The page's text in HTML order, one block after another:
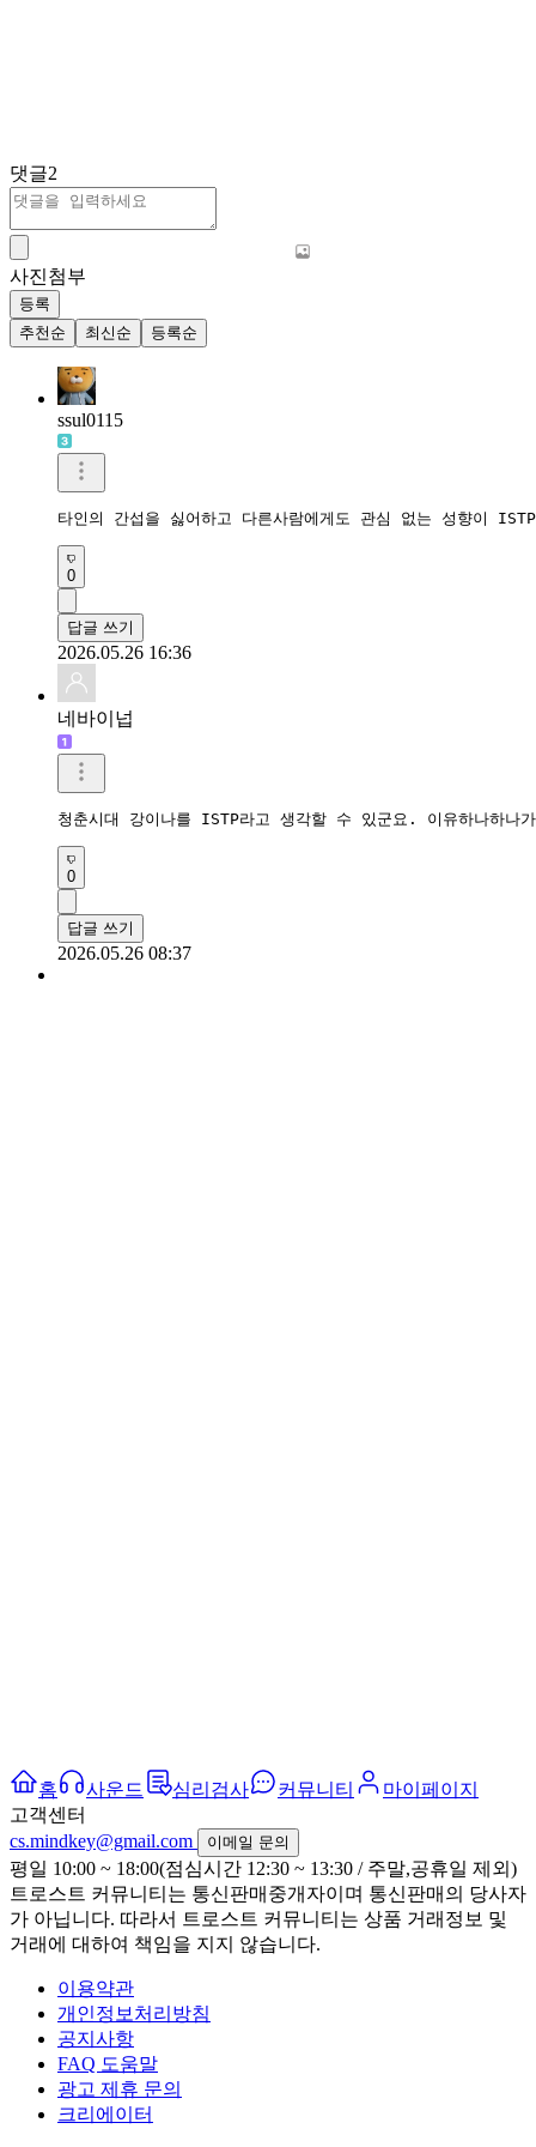
댓글2
사진첨부
등록
추천순
최신순 등록순
ssul0115
타인의 간섭을 싫어하고 다른사람에게도 관심 없는 성향이
0
답글 쓰기
2026.05.26 16:36
네바이넙
청춘시대 강이나를 ISTP라고 생각할 수 있군요. 이유하나하
0
답글 쓰기
2026.05.26 08:37
홈 사운드 심리검사 커뮤니티
마이페이지
고객센터
cs.mindkey@gmail.com
이메일 문의
평일 10:00 ~ 18:00(점심시간 12:30 ~ 13:30 / 주말,공휴일 제외)
트로스트 커뮤니티는 통신판매중개자이며 통신판매의 당사자
가 아닙니다. 따라서 트로스트 커뮤니티는 상품 거래정보 및
거래에 대하여 책임을 지지 않습니다.
이용약관
개인정보처리방침
공지사항
FAQ 도움말
광고 제휴 문의
크리에이터